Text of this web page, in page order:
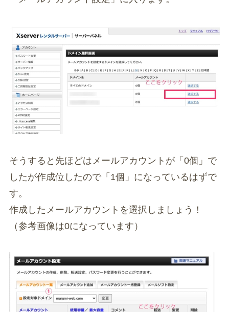
そうすると先ほどはメールアカウントが「0個」で
したが作成位したので「1個」になっているはずで
す。
作成したメールアカウントを選択しましょう！
（参考画像は0になっています）